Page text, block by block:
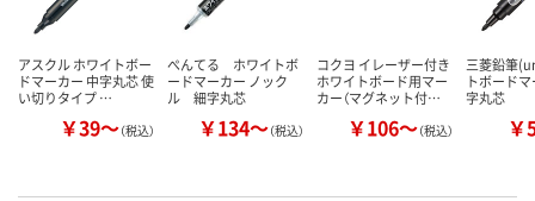
アスクル ホワイトボー
ドマーカー 中字丸芯 使
い切りタイプ …
￥39～（税込）
ぺんてる ホワイトボ
ードマーカー ノック
ル 細字丸芯
￥134～（税込）
コクヨ イレーザー付き
ホワイトボード用マー
カー（マグネット付…
￥106～（税込）
三菱鉛筆
トボード
字丸芯
￥